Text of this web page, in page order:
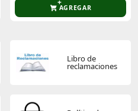
AGREGAR
Libro de
reclamaciones